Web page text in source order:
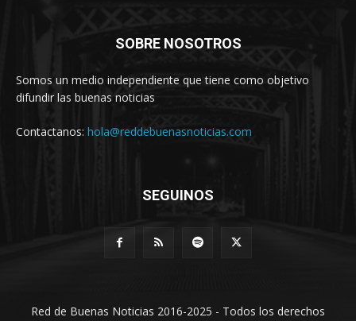
SOBRE NOSOTROS
Somos un medio independiente que tiene como objetivo
difundir las buenas noticias
Contactanos: hola@reddebuenasnoticias.com
SEGUINOS
Red de Buenas Noticias 2016-2025 - Todos los derechos